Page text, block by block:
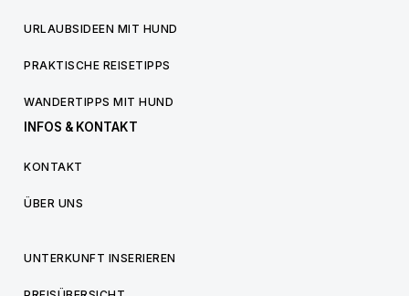
URLAUBSIDEEN MIT HUND
PRAKTISCHE REISETIPPS
WANDERTIPPS MIT HUND
INFOS & KONTAKT
KONTAKT
ÜBER UNS
UNTERKUNFT INSERIEREN